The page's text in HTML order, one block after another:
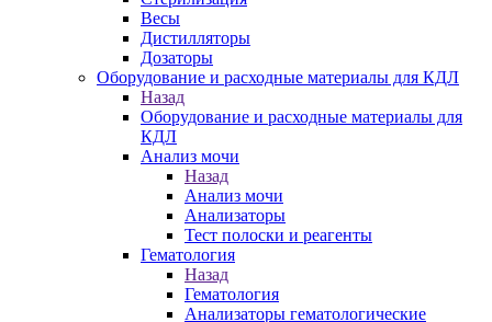
Весы
Дистилляторы
Дозаторы
Оборудование и расходные материалы для КДЛ
Назад
Оборудование и расходные материалы для
КДЛ
Анализ мочи
Назад
Анализ мочи
Анализаторы
Тест полоски и реагенты
Гематология
Назад
Гематология
Анализаторы гематологические